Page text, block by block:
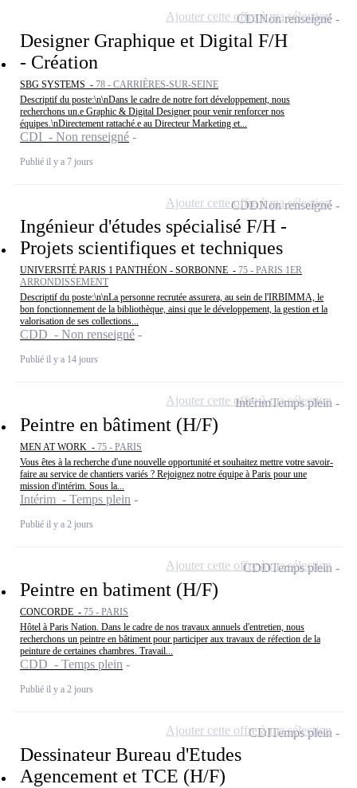
Designer Graphique et Digital F/H
- Création
SBG SYSTEMS - 78 - CARRIÈRES-SUR-SEINE
Descriptif du poste:\n\nDans le cadre de notre fort développement, nous
recherchons un.e Graphic & Digital Designer pour venir renforcer nos
équipes.\nDirectement rattaché.e au Directeur Marketing et...
CDI - Non renseigné
Publié il y a 7 jours
CDINon renseigné
Ajouter cette offre à ma sélection
Ingénieur d'études spécialisé F/H -
Projets scientifiques et techniques
UNIVERSITÉ PARIS 1 PANTHÉON - SORBONNE - 75 - PARIS 1ER
ARRONDISSEMENT
Descriptif du poste:\n\nLa personne recrutée assurera, au sein de l'IRBIMMA, le
bon fonctionnement de la bibliothèque, ainsi que le développement, la gestion et la
valorisation de ses collections...
CDD - Non renseigné
Publié il y a 14 jours
CDDNon renseigné
Ajouter cette offre à ma sélection
Peintre en bâtiment (H/F)
MEN AT WORK - 75 - PARIS
Vous êtes à la recherche d'une nouvelle opportunité et souhaitez mettre votre savoir-
faire au service de chantiers variés ? Rejoignez notre équipe à Paris pour une
mission d'intérim. Sous la...
Intérim - Temps plein
Publié il y a 2 jours
IntérimTemps plein
Ajouter cette offre à ma sélection
Peintre en batiment (H/F)
CONCORDE - 75 - PARIS
Hôtel à Paris Nation. Dans le cadre de nos travaux annuels d'entretien, nous
recherchons un peintre en bâtiment pour participer aux travaux de réfection de la
peinture de certaines chambres. Travail...
CDD - Temps plein
Publié il y a 2 jours
CDDTemps plein
Ajouter cette offre à ma sélection
Dessinateur Bureau d'Etudes
Agencement et TCE (H/F)
CDITemps plein
Ajouter cette offre à ma sélection